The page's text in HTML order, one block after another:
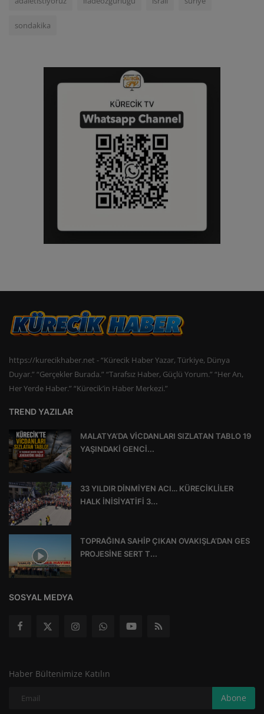
sondakika
https://kurecikhaber.net - “Kürecik Haber Yazar, Türkiye, Dünya
Duyar.” “Gerçekler Burada.” “Tarafsız Haber, Güçlü Yorum.” “Her An,
Her Yerde Haber.” “Kürecik’in Haber Merkezi.”
TREND YAZILAR
MALATYA’DA VİCDANLARI SIZLATAN TABLO 19
YAŞINDAKİ GENCİ...
33 YILDIR DİNMİYEN ACI… KÜRECİKLİLER
HALK İNİSİYATİFİ 3...
TOPRAĞINA SAHİP ÇIKAN OVAKIŞLA’DAN GES
PROJESİNE SERT T...
SOSYAL MEDYA
Haber Bültenimize Katılın
Abone